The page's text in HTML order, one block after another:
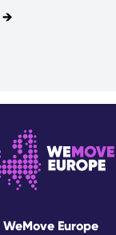
→
WeMove Europe